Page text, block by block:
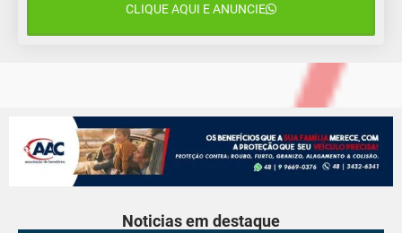
CLIQUE AQUI E ANUNCIE
Noticias em destaque